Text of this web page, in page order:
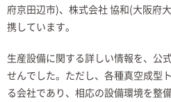
府京田辺市)、株式会社 協和(大阪府
携しています。
生産設備に関する詳しい情報を、公
せんでした。ただし、各種真空成型
る会社であり、相応の設備環境を整